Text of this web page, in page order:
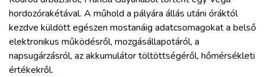
hordozórakétával. A műhold a pályára állás utáni óráktól
kezdve küldött egészen mostanáig adatcsomagokat a belső
elektronikus működésről, mozgásállapotáról, a
napsugárzásról, az akkumulátor töltöttségéről, hőmérsékleti
értékekről.